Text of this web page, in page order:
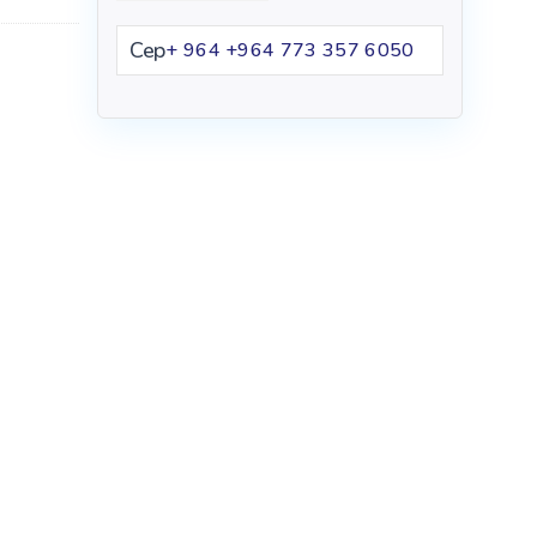
Cep+ 964 ‪+964 773 357 6050‬